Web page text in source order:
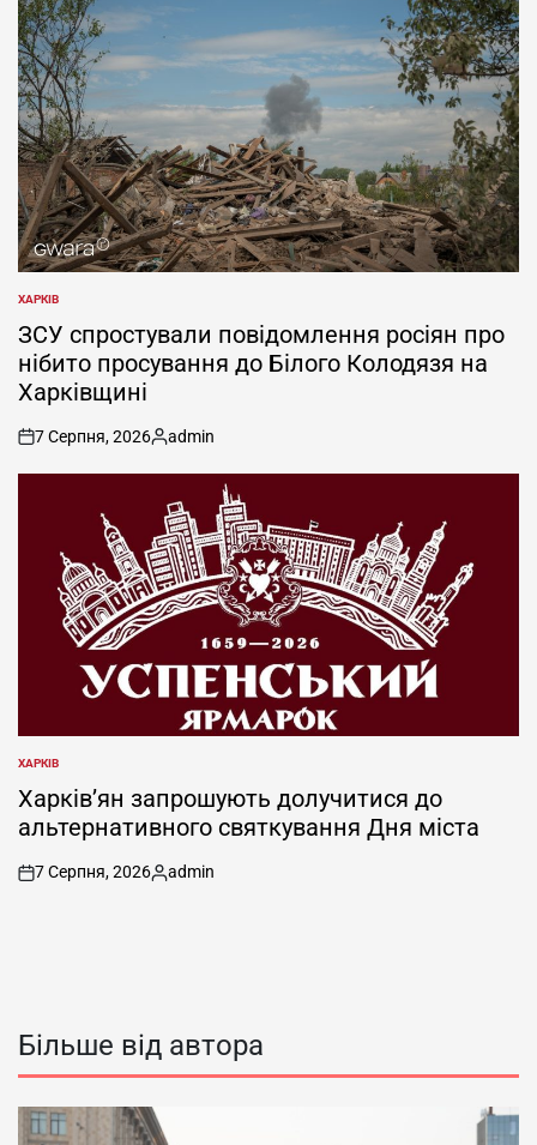
ОПУБЛІКУВАТИ
У
ХАРКІВ
ЗСУ спростували повідомлення росіян про
нібито просування до Білого Колодязя на
Харківщині
on
7 Серпня, 2026
Опубліковано
admin
ОПУБЛІКУВАТИ
У
ХАРКІВ
Харків’ян запрошують долучитися до
альтернативного святкування Дня міста
on
7 Серпня, 2026
Опубліковано
admin
Більше від автора